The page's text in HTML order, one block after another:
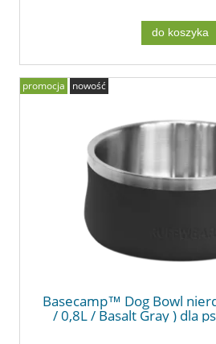
do koszyka
Basecamp™ Dog Bowl
/ 0,8L / Basalt Gray ) dla
promocja nowość